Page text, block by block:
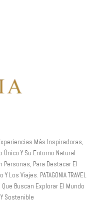
Más Inspiradoras,
Único Y Su Entorno Natural.
Personas, Para Destacar El
Viajes. PATAGONIA TRAVEL
Buscan Explorar El Mundo
Sostenible